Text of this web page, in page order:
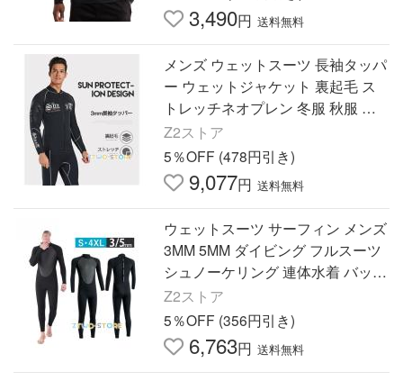
3,490円 送料無料
メンズ ウェットスーツ 長袖タッパ
ー ウェットジャケット 裏起毛 ス
トレッチネオプレン 冬服 秋服 ダ
イビング サーフィン
Z2ストア
5％OFF (478円引き)
9,077円 送料無料
ウェットスーツ サーフィン メンズ
3MM 5MM ダイビング フルスーツ
シュノーケリング 連体水着 バック
ジップ マリンスポーツ おしゃれ
長袖 潜水服
Z2ストア
5％OFF (356円引き)
6,763円 送料無料